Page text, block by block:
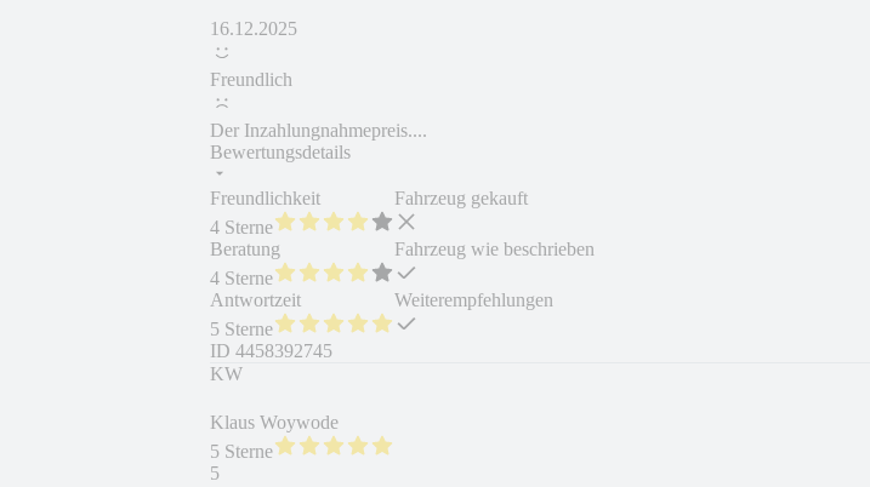
16.12.2025
Freundlich
Der Inzahlungnahmepreis....
Bewertungsdetails
Freundlichkeit
4 Sterne
Beratung
4 Sterne
Antwortzeit
5 Sterne
Fahrzeug gekauft
Fahrzeug wie beschrieben
Weiterempfehlungen
ID 4458392745
KW
Klaus Woywode
5 Sterne
5